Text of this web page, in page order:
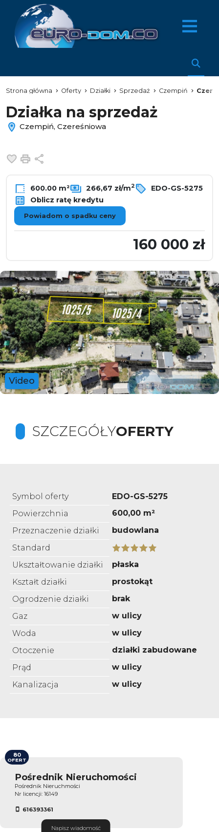
Strona główna Oferty Działki Sprzedaż Czempiń
Działka na sprzedaż
Czempiń, Czereśniowa
Dodaj do ulubionych
Drukuj
600.00 m² 266,67 zł/m2
EDO-GS-5275
Oblicz ratę kredytu
Powiadom o spadku ceny
160 000 zł
Video
SZCZEGÓŁYOFERTY
Symbol oferty
EDO-GS-5275
Powierzchnia
600,00 m²
Przeznaczenie działki
budowlana
Standard
Ukształtowanie działki
płaska
Kształt działki
prostokąt
Ogrodzenie działki
brak
Gaz
w ulicy
Woda
w ulicy
Otoczenie
działki zabudowane
Prąd
w ulicy
Kanalizacja
w ulicy
Pośrednik Nieruchomości
Pośrednik Nieruchmości
Nr licencji: 16149
616393361
Napisz wiadomość
80
OFERT